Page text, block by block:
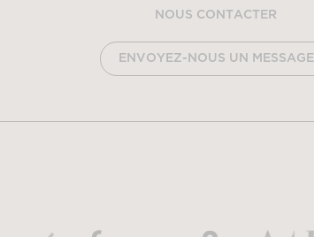
NOUS CONTACTER
ENVOYEZ-NOUS UN MESSAGE